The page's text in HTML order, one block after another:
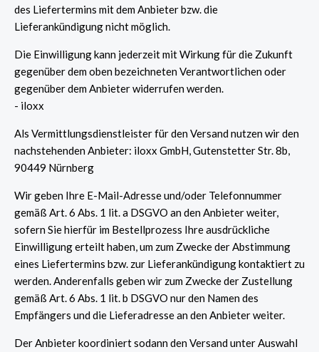
des Liefertermins mit dem Anbieter bzw. die
Lieferankündigung nicht möglich.
Die Einwilligung kann jederzeit mit Wirkung für die Zukunft
gegenüber dem oben bezeichneten Verantwortlichen oder
gegenüber dem Anbieter widerrufen werden.
- iloxx
Als Vermittlungsdienstleister für den Versand nutzen wir den
nachstehenden Anbieter: iloxx GmbH, Gutenstetter Str. 8b,
90449 Nürnberg
Wir geben Ihre E-Mail-Adresse und/oder Telefonnummer
gemäß Art. 6 Abs. 1 lit. a DSGVO an den Anbieter weiter,
sofern Sie hierfür im Bestellprozess Ihre ausdrückliche
Einwilligung erteilt haben, um zum Zwecke der Abstimmung
eines Liefertermins bzw. zur Lieferankündigung kontaktiert zu
werden. Anderenfalls geben wir zum Zwecke der Zustellung
gemäß Art. 6 Abs. 1 lit. b DSGVO nur den Namen des
Empfängers und die Lieferadresse an den Anbieter weiter.
Der Anbieter koordiniert sodann den Versand unter Auswahl